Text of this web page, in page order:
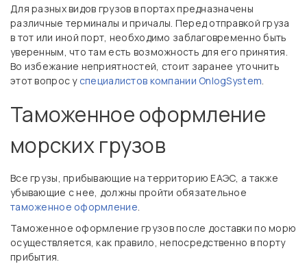
Для разных видов грузов в портах предназначены
различные терминалы и причалы. Перед отправкой груза
в тот или иной порт, необходимо заблаговременно быть
уверенным, что там есть возможность для его принятия.
Во избежание неприятностей, стоит заранее уточнить
этот вопрос у специалистов компании OnlogSystem.
Таможенное оформление
морских грузов
Все грузы, прибывающие на территорию ЕАЭС, а также
убывающие с нее, должны пройти обязательное
таможенное оформление.
Таможенное оформление грузов после доставки по морю
осуществляется, как правило, непосредственно в порту
прибытия.